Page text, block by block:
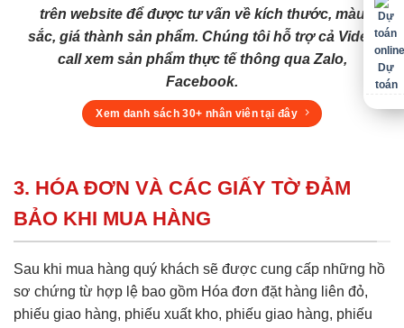
trên website để được tư vấn về kích thước, màu
sắc, giá thành sản phẩm. Chúng tôi hỗ trợ cả Video
call xem sản phẩm thực tế thông qua Zalo,
Facebook.
Xem danh sách 30+ nhân viên tại đây
3. HÓA ĐƠN VÀ CÁC GIẤY TỜ ĐẢM
BẢO KHI MUA HÀNG
Sau khi mua hàng quý khách sẽ được cung cấp những hồ
sơ chứng từ hợp lệ bao gồm Hóa đơn đặt hàng liên đỏ,
phiếu giao hàng, phiếu xuất kho, phiếu giao hàng, phiếu
Dự
toán